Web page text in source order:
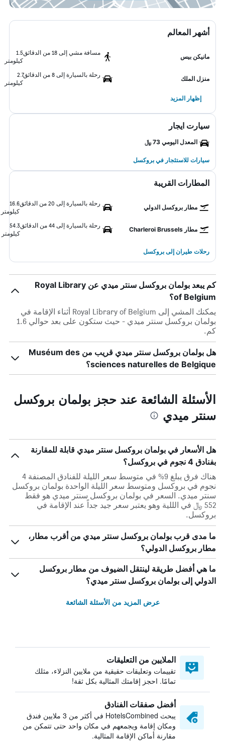
أشهر المعالم
مانيكن بيس
مسافة مشي إلى 18 من الدقائق
1.5
كيلومتر
منزل الملك
رحلة بالسيارة إلى 8 من الدقائق
2.7
كيلومتر
إظهار المزيد
سيارت ايجار
المعدل اليومي 73 ﷼
سيارات للاستئجار في بروكسل
المطارات القريبة
مطار بروكسل الدولي
رحلة بالسيارة إلى 20 من الدقائق
16.6
كيلومتر
مطار Charleroi Brussels
رحلة بالسيارة إلى 44 من الدقائق
54.3
كيلومتر
رحلات طيران إلى بروكسل
كم يبعد بولمان بروكسل سنتر ميدي عن Royal Library
of Belgium؟
يمكنك المشي إلى Royal Library of Belgium أثناء الإقامة في
بولمان بروكسل سنتر ميدي - حيث ستكون على بعد حوالي 1.6
كم.
هل بولمان بروكسل سنتر ميدي قريب من Muséum des
sciences naturelles de Belgique؟
الأسئلة الشائعة عند حجز بولمان بروكسل
سنتر ميدي
هل الأسعار في بولمان بروكسل سنتر ميدي قابلة للمقارنة
بفنادق 4 نجوم في بروكسل؟
هناك فرق يبلغ 9% في متوسط ​​سعر الليلة للفنادق المصنفة 4
نجوم في بروكسل ومتوسط ​​سعر الليلة الواحدة بولمان بروكسل
سنتر ميدي. السعر في بولمان بروكسل سنتر ميدي هو فقط
552 ﷼ في الللية وهو يعتبر سعر جيد جداً عند الإقامة في
بروكسل.
ما مدى قرب بولمان بروكسل سنتر ميدي من أقرب مطار،
مطار بروكسل الدولي؟
ما هي أفضل طريقة لينتقل الضيوف من مطار بروكسل
الدولي إلى بولمان بروكسل سنتر ميدي؟
عرض المزيد من الأسئلة الشائعة
الملايين من التعليقات
تقييمات وتعليقات حقيقية من ملايين النزلاء، مثلك
تمامًا. احجز إقامتك المثالية بكل ثقة!
أفضل صفقات الفنادق
يبحث HotelsCombined في أكثر من 3 ملايين فندق
ومكان إقامة ويجمعهم في مكان واحد حتى تتمكن من
مقارنة أماكن الإقامة المثالية.